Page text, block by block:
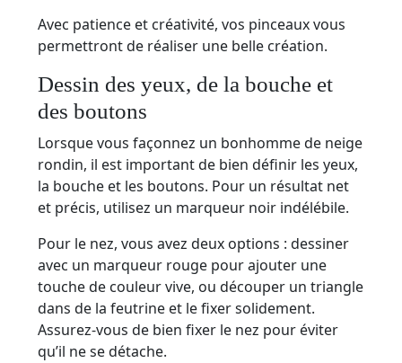
Avec patience et créativité, vos pinceaux vous
permettront de réaliser une belle création.
Dessin des yeux, de la bouche et
des boutons
Lorsque vous façonnez un bonhomme de neige
rondin, il est important de bien définir les yeux,
la bouche et les boutons. Pour un résultat net
et précis, utilisez un marqueur noir indélébile.
Pour le nez, vous avez deux options : dessiner
avec un marqueur rouge pour ajouter une
touche de couleur vive, ou découper un triangle
dans de la feutrine et le fixer solidement.
Assurez-vous de bien fixer le nez pour éviter
qu’il ne se détache.